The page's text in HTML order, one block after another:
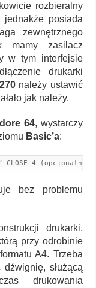
rozbieralny
jednakże posiada
zewnętrznego
zasilacz
w tym interfejsie
drukarki
należy ustawić
jak należy.
64, wystarczy
Basic’a:
CLOSE 4
bez problemu
drukarki.
przy odrobinie
A4. Trzeba
służącą
drukowania